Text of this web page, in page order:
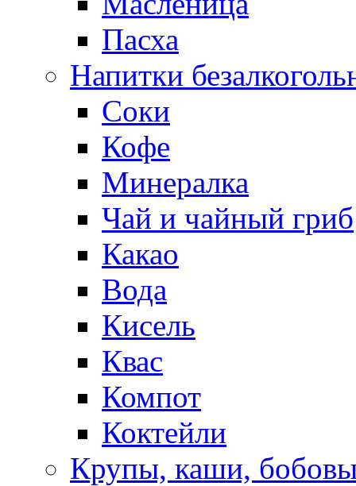
Пасха
Напитки
Соки
Кофе
Минералка
Чай и чайный гриб
Какао
Вода
Кисель
Квас
Компот
Коктейли
Крупы, каши,